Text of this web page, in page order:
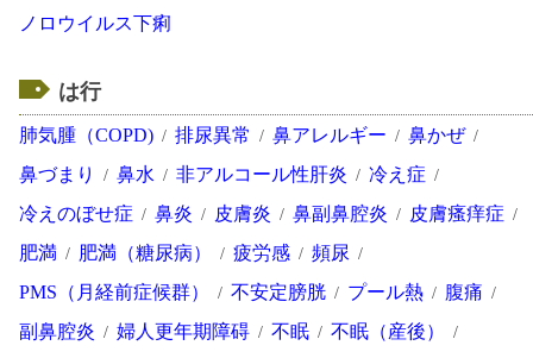
ノロウイルス下痢
は行
肺気腫（COPD) 排尿異常 鼻アレルギー
鼻かぜ
鼻づまり
鼻水 非アルコール性肝炎
冷え症
冷えのぼせ症
鼻炎 皮膚炎 鼻副鼻腔炎
皮膚瘙痒症
肥満
肥満（糖尿病） 疲労感
頻尿
PMS（月経前症候群）
不安定膀胱 プール熱
腹痛
副鼻腔炎
婦人更年期障碍 不眠
不眠（産後）